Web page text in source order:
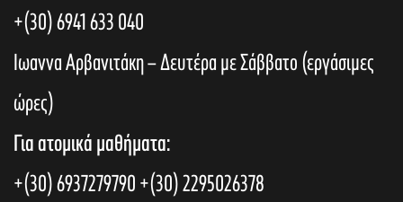
+(30) 6941 633 040
Ιωαννα Αρβανιτάκη – Δευτέρα με Σάββατο (εργάσιμες
ώρες)
Για ατομικά μαθήματα:
+(30) 6937279790+(30) 2295026378